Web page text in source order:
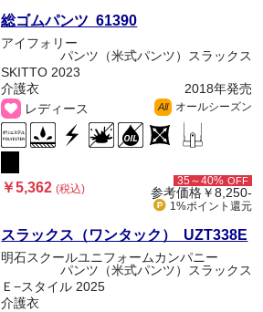
総ゴムパンツ 61390
アイフォリー
パンツ（米式パンツ）スラックス
SKITTO 2023
介護衣
2018年発売
レディース
All オールシーズン
￥5,362(税込)
35～40% OFF
参考価格￥8,250-
1%ポイント 還元
スラックス（ワンタック） UZT338E
明石スクールユニフォームカンパニー
パンツ（米式パンツ）スラックス
Ｅ−スタイル 2025
介護衣